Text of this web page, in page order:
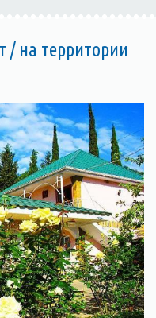
/ на территории